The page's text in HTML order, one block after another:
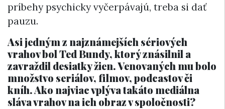
príbehy psychicky vyčerpávajú, treba si dať
pauzu.
Asi jedným z najznámejších sériových
vrahov bol Ted Bundy, ktorý znásilnil a
zavraždil desiatky žien. Venovaných mu bolo
množstvo seriálov, filmov, podcastov či
kníh. Ako najviac vplýva takáto mediálna
sláva vrahov na ich obraz v spoločnosti?